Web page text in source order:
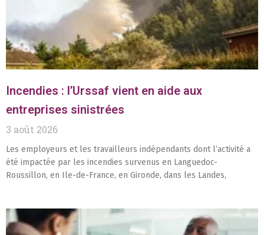
Incendies : l’Urssaf vient en aide aux
entreprises sinistrées
3 août 2026
Les employeurs et les travailleurs indépendants dont l’activité a
été impactée par les incendies survenus en Languedoc-
Roussillon, en Ile-de-France, en Gironde, dans les Landes,